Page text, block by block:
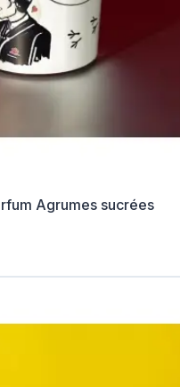
Agrumes sucrées